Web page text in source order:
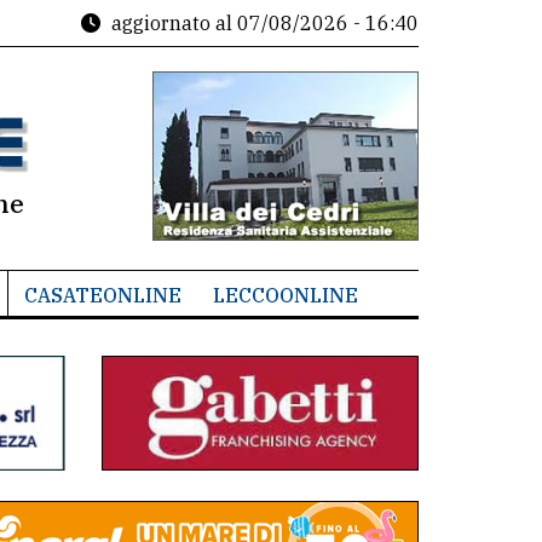
aggiornato al 07/08/2026 - 16:40
CASATEONLINE LECCOONLINE